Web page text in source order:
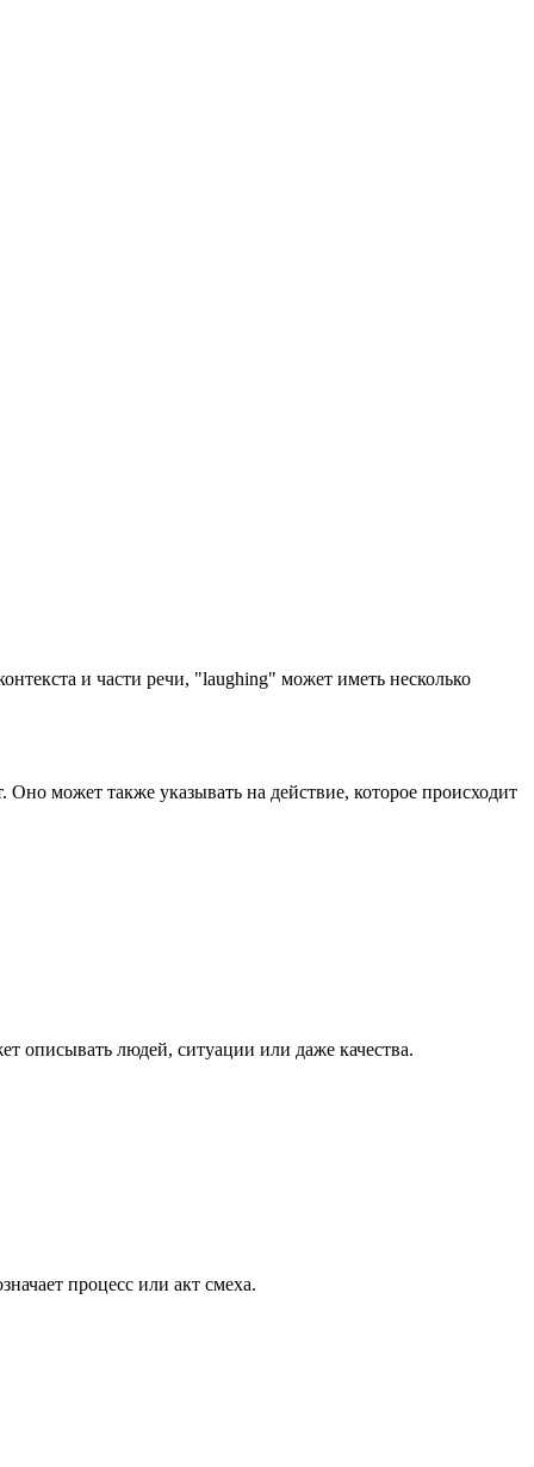
и части речи, "laughing" может иметь несколько
может также указывать на действие, которое происходит
описывать людей, ситуации или даже качества.
процесс или акт смеха.